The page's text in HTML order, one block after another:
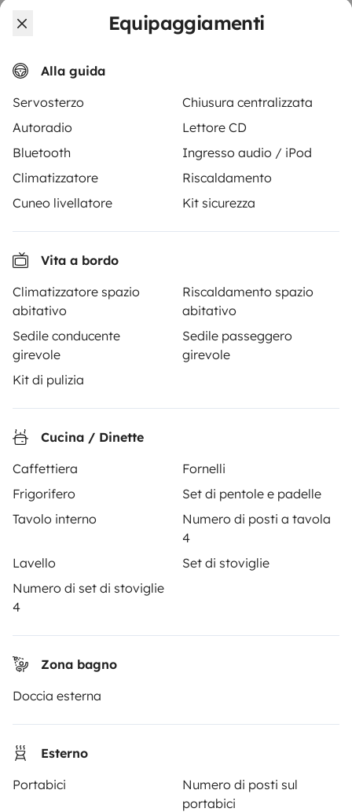
Equipaggiamenti
Alla guida
Servosterzo
Chiusura centralizzata
Autoradio
Lettore CD
Bluetooth
Ingresso audio / iPod
Climatizzatore
Riscaldamento
Cuneo livellatore
Kit sicurezza
Vita a bordo
Climatizzatore spazio
abitativo
Riscaldamento spazio
abitativo
Sedile conducente
girevole
Sedile passeggero
girevole
Kit di pulizia
Cucina / Dinette
Caffettiera
Fornelli
Frigorifero
Set di pentole e padelle
Tavolo interno
Numero di posti a tavola
4
Lavello
Set di stoviglie
Numero di set di stoviglie
4
Zona bagno
Doccia esterna
Esterno
Portabici
Numero di posti sul
portabici
Gavà
3 viaggiatori
5,0Best Owner
A partire da
50 €
Castelldefels
3 viaggiatori
A partire da
50 €/giorno
Yescapa è la piattaforma di camper sharing che rende
semplice e sicuro il noleggio di camper, van e furgoni
camperizzati, proponendo una soluzione chiavi in mano
per un viaggio itinerante in totale libertà e sicurezza.
4.05/5 su 239 recensioni clienti su Trusted Shops
Instagram
X PinterestFacebook
Come funziona?
Primi passi in camper
Recensioni degli utenti